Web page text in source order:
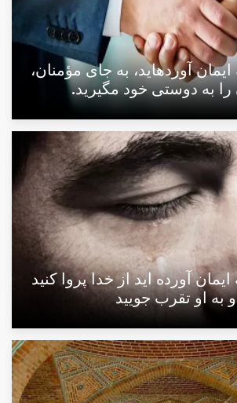
آورده‏ايد، به جاى مؤمنان،
را به دوستى خود مگيريد.
آورده‏ ايد از خدا پروا كنيد
و به او تقرب جوييد